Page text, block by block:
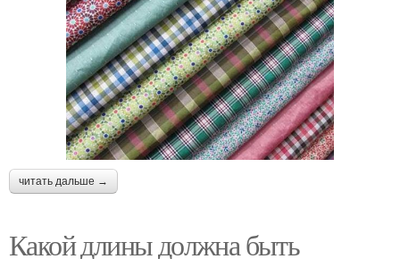
читать дальше →
Какой длины должна быть